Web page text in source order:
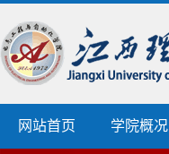
网站首页 学院概况